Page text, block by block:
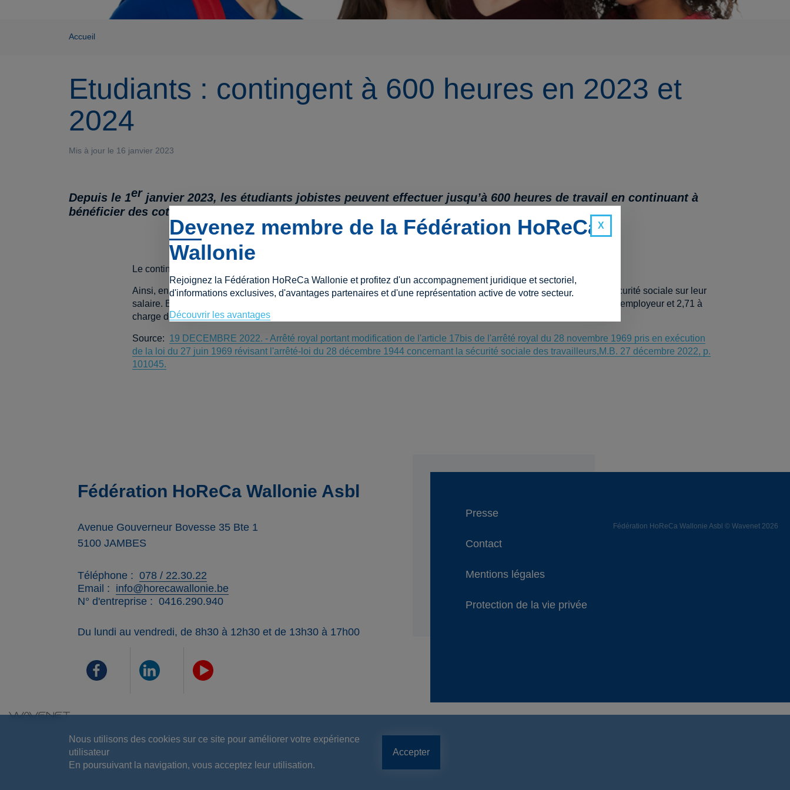
Nous utilisons des cookies sur ce site pour améliorer votre expérience
utilisateur
En poursuivant la navigation, vous acceptez leur utilisation.
Accepter
Accueil
Etudiants : contingent à 600 heures en 2023 et
2024
Mis à jour le 16 janvier 2023
Depuis le 1er janvier 2023, les étudiants jobistes peuvent effectuer jusqu’à 600 heures de travail en continuant à
bénéficier des cotisations sociales réduites, contre 475 heures auparavant.
Le contingent annuel en matière de travail étudiant est porté de 475 à 600 heures pour les années 2023 et 2024.
Ainsi, en 2023 et en 2024, les étudiants pourront travailler jusqu’à 600 heures sans avoir à payer de cotisations de sécurité sociale sur leur
salaire. En revanche, une cotisation de solidarité est due sur ces salaires. Elle s’élève à 8,13 % (5,42 % à charge de l’employeur et 2,71 à
charge de l’étudiant).
Source: 19 DECEMBRE 2022. - Arrêté royal portant modification de l'article 17bis de l'arrêté royal du 28 novembre 1969 pris en exécution
de la loi du 27 juin 1969 révisant l'arrêté-loi du 28 décembre 1944 concernant la sécurité sociale des travailleurs,M.B. 27 décembre 2022, p.
101045.
Fédération HoReCa Wallonie Asbl
Avenue Gouverneur Bovesse 35 Bte 1
5100 JAMBES
Téléphone
078 / 22.30.22
Email
info@horecawallonie.be
N° d'entreprise
0416.290.940
Du lundi au vendredi, de 8h30 à 12h30 et de 13h30 à 17h00
Presse
Contact
Mentions légales
Protection de la vie privée
Fédération HoReCa Wallonie Asbl © Wavenet 2026
Devenez membre de la Fédération HoReCa
Wallonie
Rejoignez la Fédération HoReCa Wallonie et profitez d'un accompagnement juridique et sectoriel,
d'informations exclusives, d'avantages partenaires et d'une représentation active de votre secteur.
Découvrir les avantages